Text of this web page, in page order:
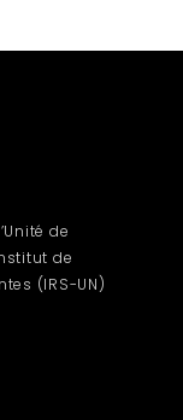
de
de
(IRS-UN)